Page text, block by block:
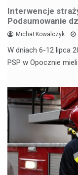
Interwencje
Podsumowanie
Michał Kowalczyk
W dniach 6-12 lipca
PSP w Opocznie mieli